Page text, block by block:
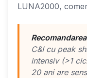
LUNA2000,
C&I cu peak
intensiv (>1
20 ani are